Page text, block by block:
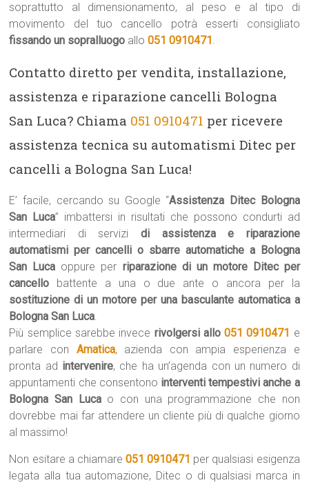
soprattutto al dimensionamento, al peso e al tipo di
movimento del tuo cancello potrà esserti consigliato
fissando un sopralluogo allo051 0910471.
Contatto diretto per vendita, installazione,
assistenza e riparazione cancelli Bologna
San Luca? Chiama 051 0910471 per ricevere
assistenza tecnica su automatismi Ditec per
cancelli a Bologna San Luca!
E’ facile, cercando su Google “Assistenza Ditec Bologna
San Luca” imbattersi in risultati che possono condurti ad
intermediari di servizi di assistenza e riparazione
automatismi per cancelli o sbarre automatiche a Bologna
San Luca oppure per riparazione di un motore Ditec per
cancello battente a una o due ante o ancora per la
sostituzione di un motore per una basculante automatica a
Bologna San Luca.
Più semplice sarebbe invece rivolgersi allo051 0910471 e
parlare con Amatica, azienda con ampia esperienza e
pronta ad intervenire, che ha un’agenda con un numero di
appuntamenti che consentono interventi tempestivi anche a
Bologna San Luca o con una programmazione che non
dovrebbe mai far attendere un cliente più di qualche giorno
al massimo!
Non esitare a chiamare 051 0910471 per qualsiasi esigenza
legata alla tua automazione, Ditec o di qualsiasi marca in